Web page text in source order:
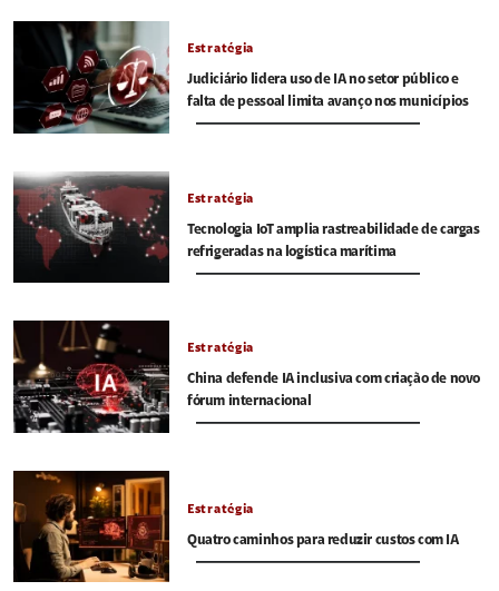
Estratégia
Judiciário lidera uso de IA no setor público e
falta de pessoal limita avanço nos municípios
Estratégia
Tecnologia IoT amplia rastreabilidade de cargas
refrigeradas na logística marítima
Estratégia
China defende IA inclusiva com criação de novo
fórum internacional
Estratégia
Quatro caminhos para reduzir custos com IA